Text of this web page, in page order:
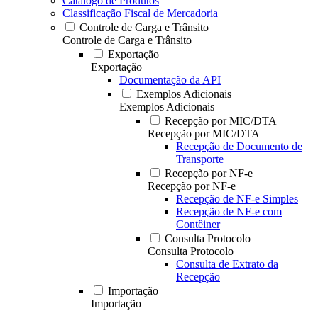
Classificação Fiscal de Mercadoria
Controle de Carga e Trânsito
Controle de Carga e Trânsito
Exportação
Exportação
Documentação da API
Exemplos Adicionais
Exemplos Adicionais
Recepção por MIC/DTA
Recepção por MIC/DTA
Recepção de Documento de
Transporte
Recepção por NF-e
Recepção por NF-e
Recepção de NF-e Simples
Recepção de NF-e com
Contêiner
Consulta Protocolo
Consulta Protocolo
Consulta de Extrato da
Recepção
Importação
Importação